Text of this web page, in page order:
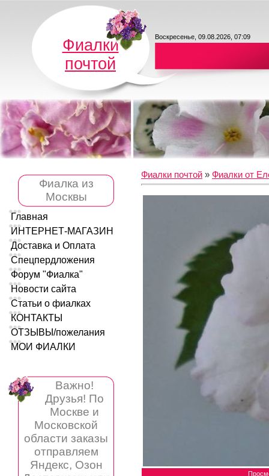
Фиалки
почтой
Воскресенье, 09.08.2026, 07:09
Фиалка из
Москвы
Главная
ИНТЕРНЕТ-МАГАЗИН
Доставка и Оплата
Спецпердложения
Форум "Фиалка"
Новости сайта
Статьи о фиалках
КОНТАКТЫ
ОТЗЫВЫ/пожелания
МОИ ФИАЛКИ
Важно!
Друзья! По
Москве и
Московской
области заказы
отправляем
Яндекс, Озон
Фиалки почтой » Фиалки от